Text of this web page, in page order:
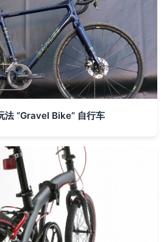
法 “Gravel Bike” 自行车